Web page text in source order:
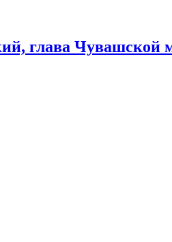
глава Чувашской